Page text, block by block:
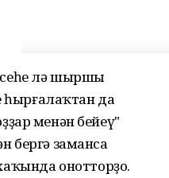
лә шыршы
һырғалаҡтан да
менән бейеү"
бергә заманса
онотторҙо.